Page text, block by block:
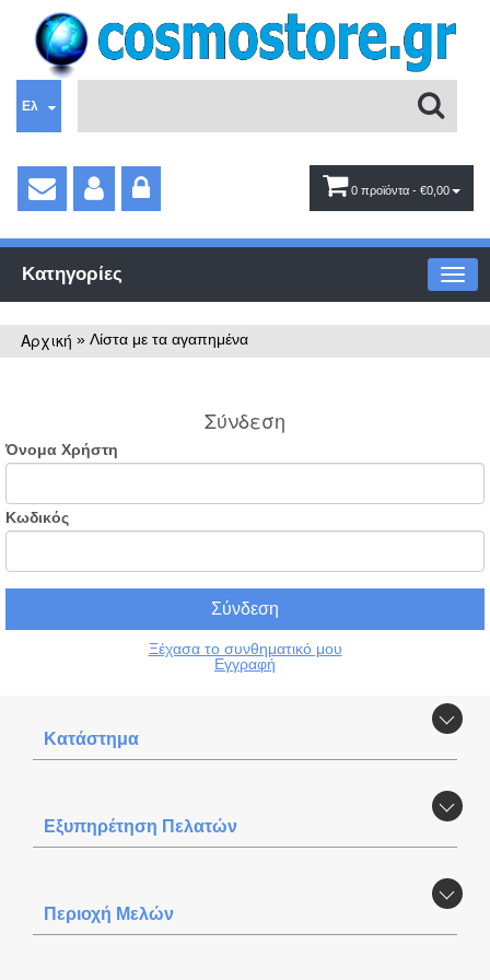
Ελ
0 προϊόντα - €0,00
Κατηγορίες
Αρχική » Λίστα με τα αγαπημένα
Σύνδεση
Όνομα Χρήστη
Κωδικός
Ξέχασα το συνθηματικό μου
Εγγραφή
Κατάστημα
Εξυπηρέτηση Πελατών
Περιοχή Mελών